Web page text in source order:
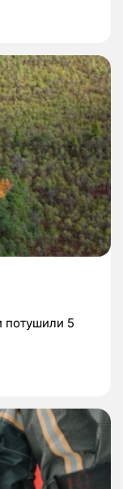
потушили 5